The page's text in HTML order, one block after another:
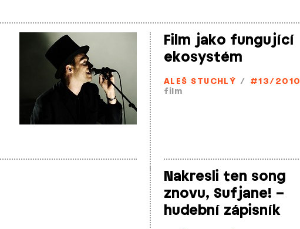
Film jako fungující
ekosystém
ALEŠ STUCHLÝ /
#13/2010
film
Nakresli ten song
znovu, Sufjane! –
hudební zápisník